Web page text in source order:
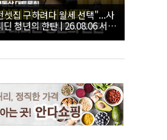
집 구하려다 월세 선택"...사
딘 청년의 한탄 | 26.08.06 서울
론회